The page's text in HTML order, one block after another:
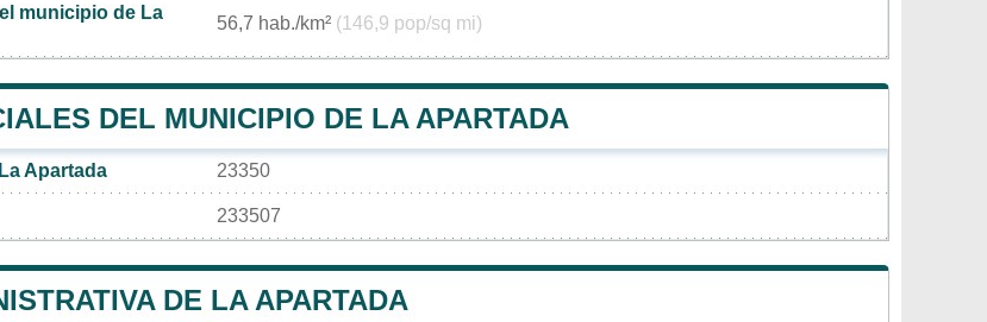
municipio de La
56,7 hab./km² (146,9 pop/sq mi)
DEL MUNICIPIO DE LA APARTADA
Apartada 23350
233507
DE LA APARTADA